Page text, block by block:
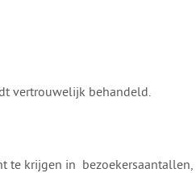
vertrouwelijk behandeld.
te krijgen in bezoekersaantallen,